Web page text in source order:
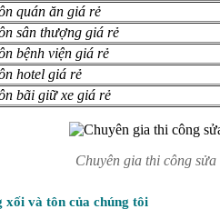
quán ăn giá rẻ
sân thượng giá rẻ
bệnh viện giá rẻ
hotel giá rẻ
bãi giữ xe giá rẻ
Chuyên gia thi công
xối và tôn của chúng tôi